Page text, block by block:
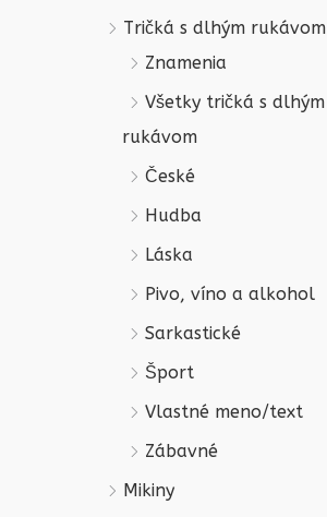
Tričká s dlhým rukávom
Znamenia
Všetky tričká s dlhým
rukávom
České
Hudba
Láska
Pivo, víno a alkohol
Sarkastické
Šport
Vlastné meno/text
Zábavné
Mikiny